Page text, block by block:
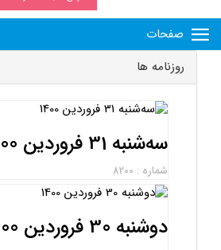
صفحات
روزنامه ها
سه‌شنبه 31 فروردین 1400
شماره : 8200
دوشنبه 30 فروردین 1400